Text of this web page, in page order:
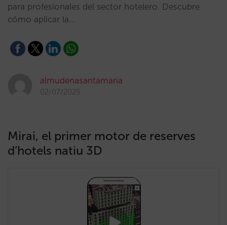
para profesionales del sector hotelero. Descubre
cómo aplicar la…
almudenasantamaria
02/07/2025
Mirai, el primer motor de reserves
d’hotels natiu 3D